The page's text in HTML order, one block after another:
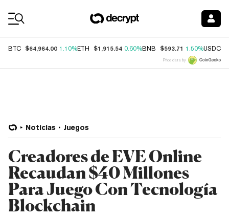
BTC $64,964.00 1.10%ETH $1,915.54 0.60%BNB $593.71 1.50%USDC
Price data by
Noticias Juegos
Creadores de EVE Online
Recaudan $40 Millones
Para Juego Con Tecnología
Blockchain